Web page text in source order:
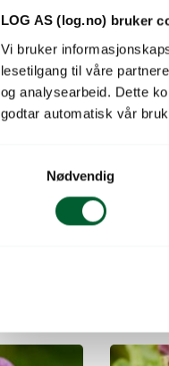
LOG AS (log.no) bruker
Vi bruker
lesetilgang til våre
og analysearbeid. Dette
godtar automatisk vår
Nødvendig
PINK